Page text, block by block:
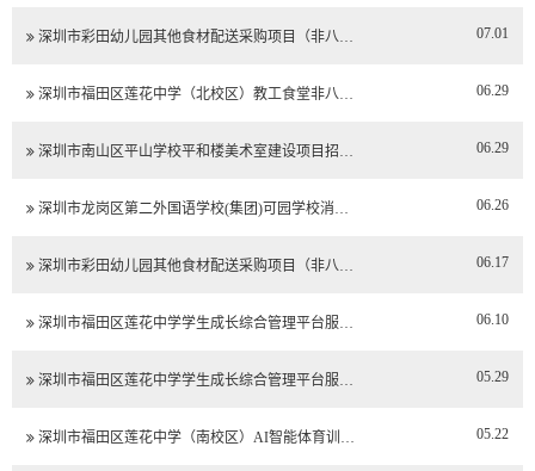
深圳市彩田幼儿园其他食材配送采购项目（非八… 07.01
深圳市福田区莲花中学（北校区）教工食堂非八… 06.29
深圳市南山区平山学校平和楼美术室建设项目招… 06.29
深圳市龙岗区第二外国语学校(集团)可园学校消… 06.26
深圳市彩田幼儿园其他食材配送采购项目（非八… 06.17
深圳市福田区莲花中学学生成长综合管理平台服… 06.10
深圳市福田区莲花中学学生成长综合管理平台服… 05.29
深圳市福田区莲花中学（南校区）AI智能体育训… 05.22